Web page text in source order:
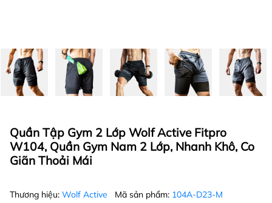
Quần Tập Gym 2 Lớp Wolf Active Fitpro
W104, Quần Gym Nam 2 Lớp, Nhanh Khô, Co
Giãn Thoải Mái
Thương hiệu: Wolf Active Mã sản phẩm: 104A-D23-M